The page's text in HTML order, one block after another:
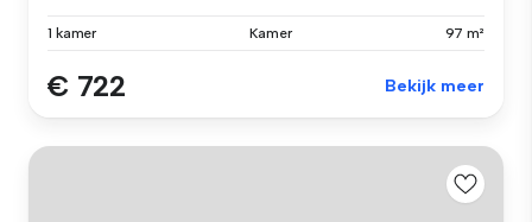
1 kamer Kamer 97 m²
€ 722 Bekijk meer